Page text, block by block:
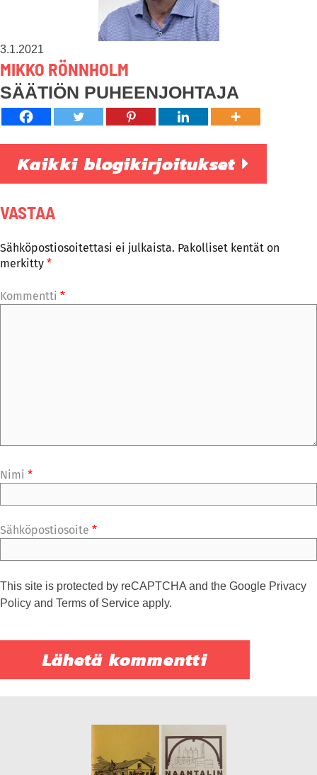
3.1.2021
MIKKO RÖNNHOLM
SÄÄTIÖN PUHEENJOHTAJA
Kaikki blogikirjoitukset
VASTAA
Sähköpostiosoitettasi ei julkaista. Pakolliset kentät on
merkitty *
Kommentti *
Nimi *
Sähköpostiosoite *
This site is protected by reCAPTCHA and the Google Privacy
Policy and Terms of Service apply.